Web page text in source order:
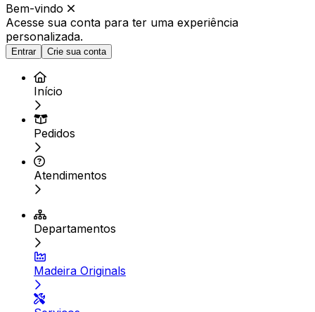
Bem-vindo
Acesse sua conta para ter uma experiência
personalizada.
Entrar Crie sua conta
Início
Pedidos
Atendimentos
Departamentos
Madeira Originals